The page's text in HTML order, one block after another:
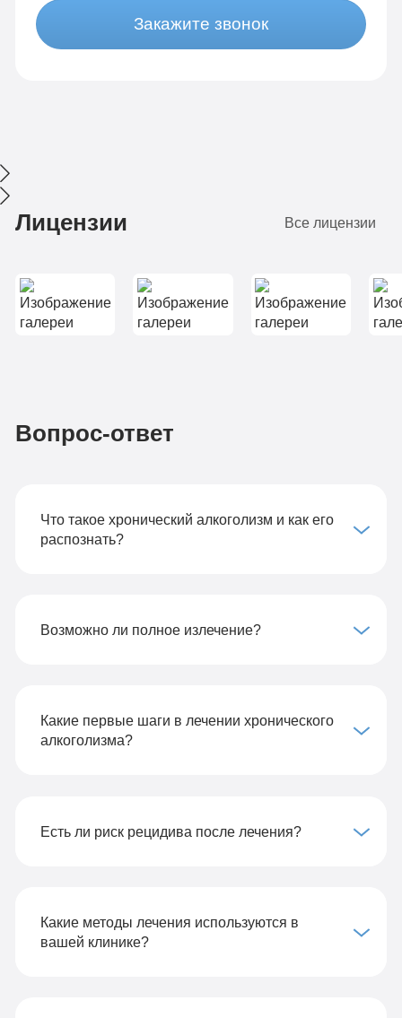
Говорит, такое
трепетное
очень благодарны
за ваш труд.
Закажите звонок
Лицензии Все лицензии
Вопрос-ответ
Что такое хронический алкоголизм и как его
распознать?
Возможно ли полное излечение?
Какие первые шаги в лечении хронического
алкоголизма?
Есть ли риск рецидива после лечения?
Какие методы лечения используются в
вашей клинике?